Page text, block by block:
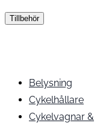
Tillbehör
Belysning
Cykelhållare
Cykelvagnar &